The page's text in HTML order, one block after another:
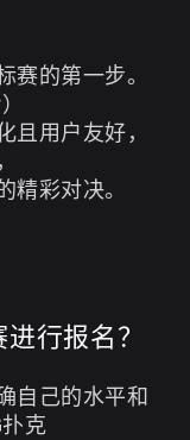
赛的第一步。
且用户友好，
精彩对决。
行报名？
自己的水平和
克